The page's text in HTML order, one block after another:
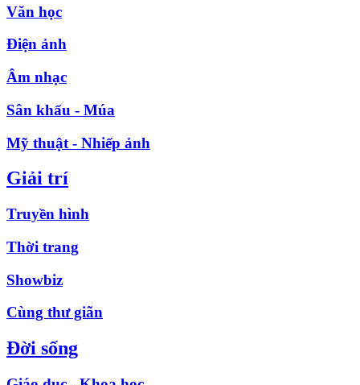
Văn học
Điện ảnh
Âm nhạc
Sân khấu - Múa
Mỹ thuật - Nhiếp ảnh
Giải trí
Truyền hình
Thời trang
Showbiz
Cùng thư giãn
Đời sống